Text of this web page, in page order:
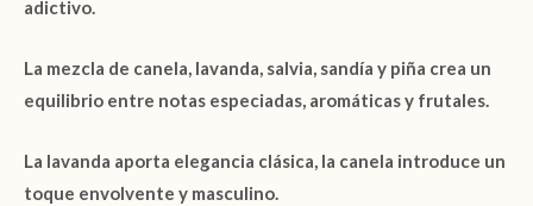
adictivo.
La mezcla de canela, lavanda, salvia, sandía y piña crea un
equilibrio entre notas especiadas, aromáticas y frutales.
La lavanda aporta elegancia clásica, la canela introduce un
toque envolvente y masculino.